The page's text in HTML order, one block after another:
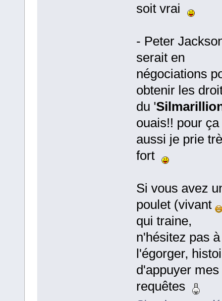
soit vrai
- Peter
serait en
négociations
obtenir les
du '
ouais!! pour ça
aussi je prie
fort
Si vous avez
poulet (vivant
qui traine,
n'hésitez pas à
l'égorger,
d'appuyer mes
requêtes